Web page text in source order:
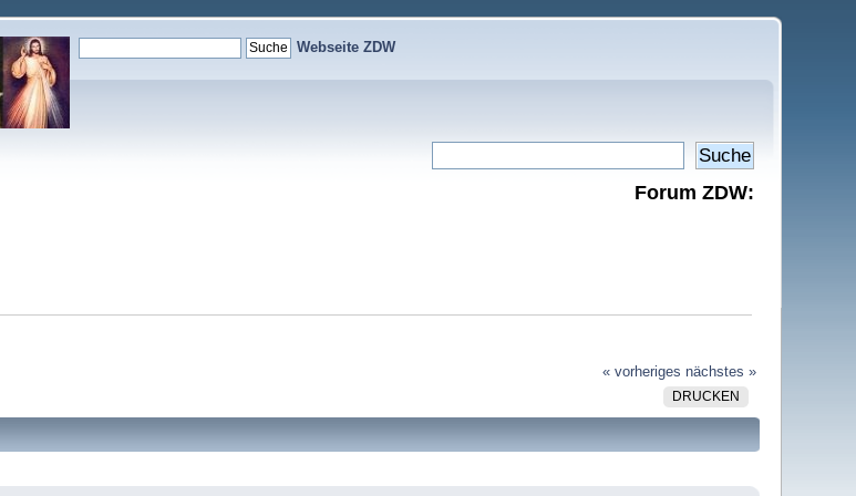
Webseite ZDW
Forum ZDW:
« vorheriges nächstes »
DRUCKEN